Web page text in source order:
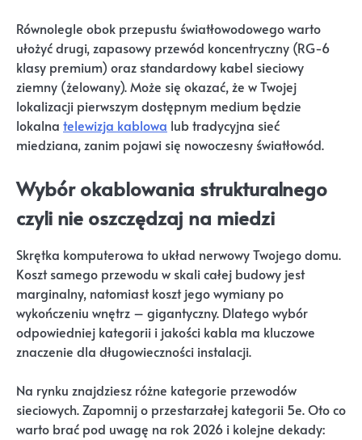
Równolegle obok przepustu światłowodowego warto
ułożyć drugi, zapasowy przewód koncentryczny (RG-6
klasy premium) oraz standardowy kabel sieciowy
ziemny (żelowany). Może się okazać, że w Twojej
lokalizacji pierwszym dostępnym medium będzie
lokalna telewizja kablowa lub tradycyjna sieć
miedziana, zanim pojawi się nowoczesny światłowód.
Wybór okablowania strukturalnego
czyli nie oszczędzaj na miedzi
Skrętka komputerowa to układ nerwowy Twojego domu.
Koszt samego przewodu w skali całej budowy jest
marginalny, natomiast koszt jego wymiany po
wykończeniu wnętrz – gigantyczny. Dlatego wybór
odpowiedniej kategorii i jakości kabla ma kluczowe
znaczenie dla długowieczności instalacji.
Na rynku znajdziesz różne kategorie przewodów
sieciowych. Zapomnij o przestarzałej kategorii 5e. Oto co
warto brać pod uwagę na rok 2026 i kolejne dekady: